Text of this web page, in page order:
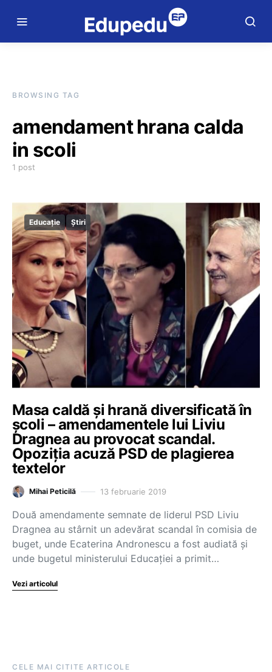
BROWSING TAG
amendament hrana calda
in scoli
1 post
Educație Știri
Masa caldă şi hrană diversificată în
şcoli – amendamentele lui Liviu
Dragnea au provocat scandal.
Opoziţia acuză PSD de plagierea
textelor
Mihai Peticilă 13 februarie 2019
Două amendamente semnate de liderul PSD Liviu
Dragnea au stârnit un adevărat scandal în comisia de
buget, unde Ecaterina Andronescu a fost audiată și
unde bugetul ministerului Educaţiei a primit…
Vezi articolul
CELE MAI CITITE ARTICOLE